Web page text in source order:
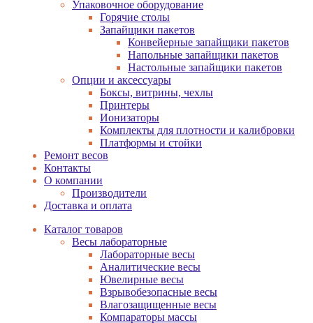
Упаковочное оборудование
Горячие столы
Запайщики пакетов
Конвейерные запайщики пакетов
Напольные запайщики пакетов
Настольные запайщики пакетов
Опции и аксессуары
Боксы, витрины, чехлы
Принтеры
Ионизаторы
Комплекты для плотности и калибровки
Платформы и стойки
Ремонт весов
Контакты
О компании
Производители
Доставка и оплата
Каталог товаров
Весы лабораторные
Лабораторные весы
Аналитические весы
Ювелирные весы
Взрывобезопасные весы
Влагозащищенные весы
Компараторы массы